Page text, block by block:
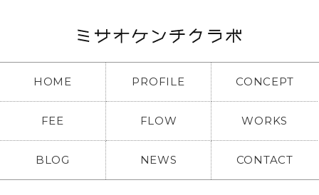
HOME PROFILE CONCEPT
FEE FLOW WORKS
BLOG NEWS CONTACT